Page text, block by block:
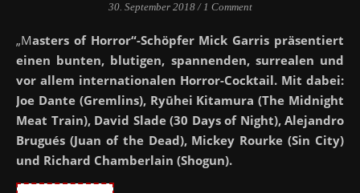
30. September 2018 / 1 Comment
„Masters of Horror“-Schöpfer Mick Garris präsentiert
einen bunten, blutigen, spannenden, surrealen und
vor allem internationalen Horror-Cocktail. Mit dabei:
Joe Dante (Gremlins), Ryūhei Kitamura (The Midnight
Meat Train), David Slade (30 Days of Night), Alejandro
Brugués (Juan of the Dead), Mickey Rourke (Sin City)
und Richard Chamberlain (Shogun).